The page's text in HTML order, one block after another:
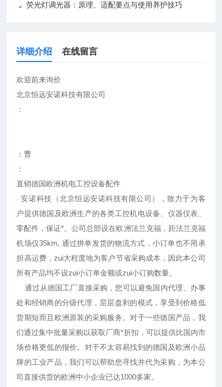
荧光灯调光器：原理、适配要点与使用养护技巧
详细介绍 在线留言
欢迎前来询价
北京恒远安诺科技有限公司
：
：曹
：
直销德国欧洲机电工控设备配件
安诺科技（北京恒远安诺科技有限公司），致力于为客
户提供德国及欧洲生产的各类工控机电设备、仪器仪表、
零配件，保证*。公司总部设在欧洲法兰克福，距法兰克福
机场仅35km, 通过拼单发货的物流方式，小订单也不用承
担高运费，zui大程度地为客户节省采购成本，因此本公司
所有产品均不设zui小订单金额或zui小订购数量。
通过从德国工厂直接采购，您可以避免国内代理、办事
处和经销商的分级代理，层层盘剥的模式，享受到价格低
货期短而且欧洲原装的采购服务。对于一些德国产品，我
们通过集中批量采购以获取厂商*折扣，可以提供比国内市
场价格更低的报价。对于不太容易找到的德国及欧洲小品
牌的工业产品，我们可以帮助您寻找并代为采购，为本公
司直接供货的欧洲中小企业已达1000多家。